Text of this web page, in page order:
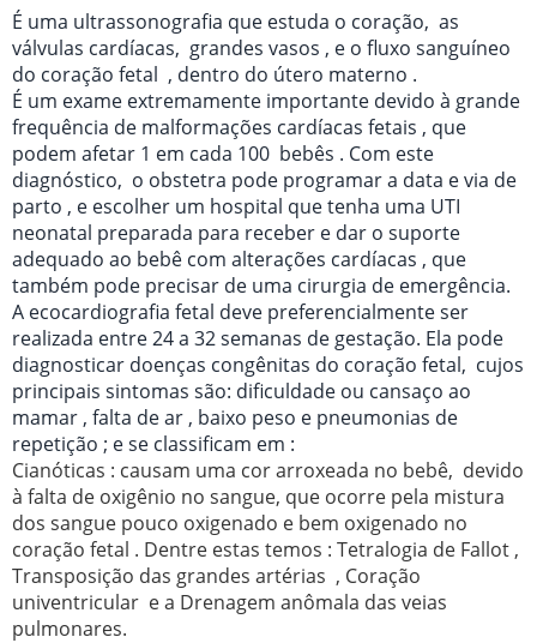
É uma ultrassonografia que estuda o coração, as
válvulas cardíacas, grandes vasos , e o fluxo sanguíneo
do coração fetal , dentro do útero materno .
É um exame extremamente importante devido à grande
frequência de malformações cardíacas fetais , que
podem afetar 1 em cada 100 bebês . Com este
diagnóstico, o obstetra pode programar a data e via de
parto , e escolher um hospital que tenha uma UTI
neonatal preparada para receber e dar o suporte
adequado ao bebê com alterações cardíacas , que
também pode precisar de uma cirurgia de emergência.
A ecocardiografia fetal deve preferencialmente ser
realizada entre 24 a 32 semanas de gestação. Ela pode
diagnosticar doenças congênitas do coração fetal, cujos
principais sintomas são: dificuldade ou cansaço ao
mamar , falta de ar , baixo peso e pneumonias de
repetição ; e se classificam em :
Cianóticas : causam uma cor arroxeada no bebê, devido
à falta de oxigênio no sangue, que ocorre pela mistura
dos sangue pouco oxigenado e bem oxigenado no
coração fetal . Dentre estas temos : Tetralogia de Fallot ,
Transposição das grandes artérias , Coração
univentricular e a Drenagem anômala das veias
pulmonares.